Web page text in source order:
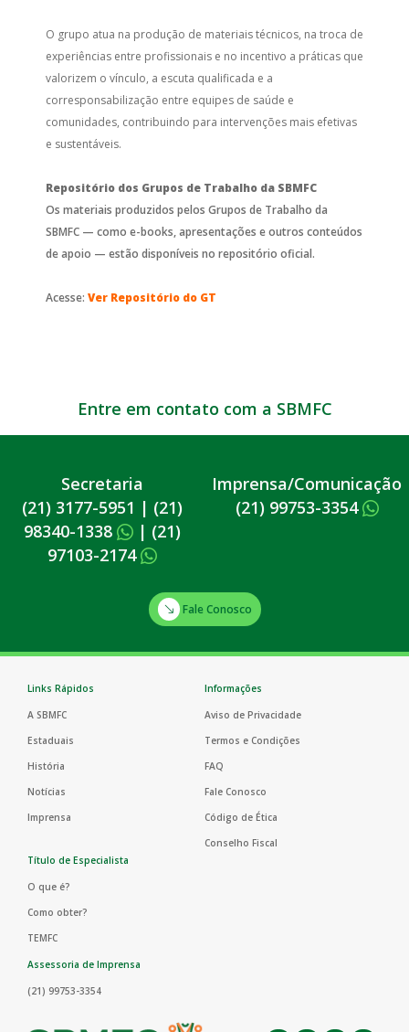
O grupo atua na produção de materiais técnicos, na troca de
experiências entre profissionais e no incentivo a práticas que
valorizem o vínculo, a escuta qualificada e a
corresponsabilização entre equipes de saúde e
comunidades, contribuindo para intervenções mais efetivas
e sustentáveis.
Repositório dos Grupos de Trabalho da SBMFC
Os materiais produzidos pelos Grupos de Trabalho da
SBMFC — como e-books, apresentações e outros conteúdos
de apoio — estão disponíveis no repositório oficial.
Acesse: Ver Repositório do GT
Entre em contato com a SBMFC
Secretaria
(21) 3177-5951 | (21)
98340-1338
| (21)
97103-2174
Imprensa/Comunicação
(21) 99753-3354
Fale Conosco
Links Rápidos
A SBMFC
Estaduais
História
Notícias
Imprensa
Informações
Aviso de Privacidade
Termos e Condições
FAQ
Fale Conosco
Código de Ética
Conselho Fiscal
Título de Especialista
O que é?
Como obter?
TEMFC
Assessoria de Imprensa
(21) 99753-3354